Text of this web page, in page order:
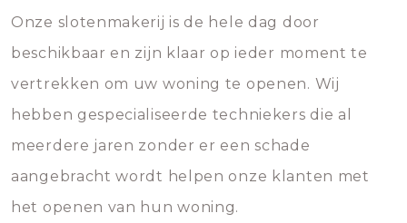
Onze slotenmakerij is de hele dag door
beschikbaar en zijn klaar op ieder moment te
vertrekken om uw woning te openen. Wij
hebben gespecialiseerde techniekers die al
meerdere jaren zonder er een schade
aangebracht wordt helpen onze klanten met
het openen van hun woning.